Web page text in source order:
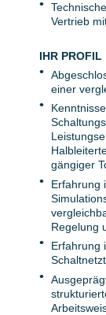
Vertrieb
IHR PROFIL
einer
gängiger
Erfahrung
Regelung
Erfahrung